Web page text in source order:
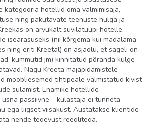
kategooria hotellid oma valmimisaja,
ning pakutavate teenuste hulga ja
on arvukalt suvilatüüpi hotelle.
iseärasuseks (nii kõrgema kui madalama
ning eriti Kreetal) on asjaolu, et sageli on
kummutid jm) kinnitatud põranda külge
Nagu Kreeta majapidamistele
mööbliesemed tihtipeale valmistatud kivist
sulamist. Enamike hotellide
passiivne – külastaja ei tunneta
ega liigset viisakust. Austatakse klientide
nende tegevust reeglitega.